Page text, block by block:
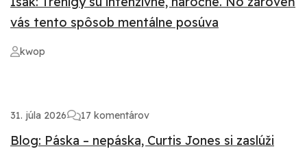
vás tento spôsob mentálne posúva
kwop
31. júla 2026 17 komentárov
Blog: Páska – nepáska, Curtis Jones si zaslúži